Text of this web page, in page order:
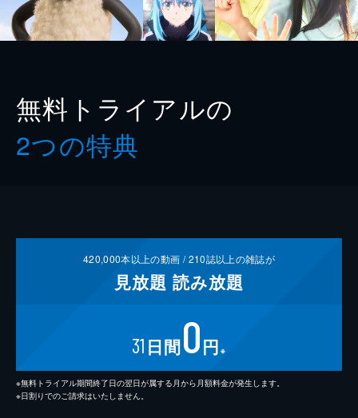
無料トライアルの
2つの特典
420,000本以上の動画 /210誌以上の雑誌が
見放題 読み放題
31 日間0円 ※
※無料トライアル期間終了日の翌日が属する月から月額料金が発生します。
※日割りでのご請求はいたしません。